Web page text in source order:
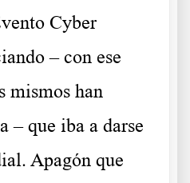
Cyber
– con ese
mismos han
– que iba a darse
Apagón que